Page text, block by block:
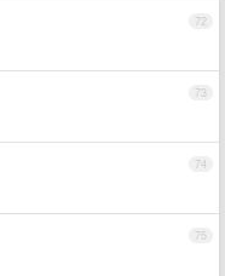
72
73
74
75